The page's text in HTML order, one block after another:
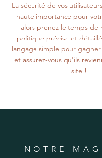
La sécurité de vos
haute importance pour
alors prenez le temps de
politique précise et
langage simple pour
et assurez-vous qu'ils
site !
NOTRE